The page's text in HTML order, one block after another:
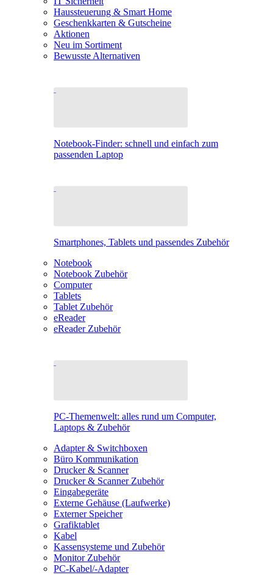
Haussteuerung & Smart Home
Geschenkkarten & Gutscheine
Aktionen
Neu im Sortiment
Bewusste Alternativen
Notebook-Finder: schnell und einfach zum
passenden Laptop
Smartphones, Tablets und passendes Zubehör
Notebook
Notebook Zubehör
Computer
Tablets
Tablet Zubehör
eReader
eReader Zubehör
PC-Themenwelt: alles rund um Computer,
Laptops & Zubehör
Adapter & Switchboxen
Büro Kommunikation
Drucker & Scanner
Drucker & Scanner Zubehör
Eingabegeräte
Externe Gehäuse (Laufwerke)
Externer Speicher
Grafiktablet
Kabel
Kassensysteme und Zubehör
Monitor Zubehör
PC-Kabel/-Adapter